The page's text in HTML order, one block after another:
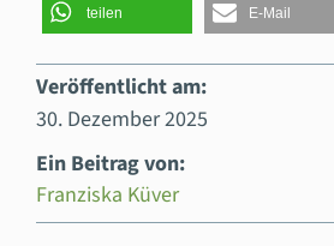
teilen E-Mail
Veröffentlicht am:
30. Dezember 2025
Ein Beitrag von:
Franziska Küver